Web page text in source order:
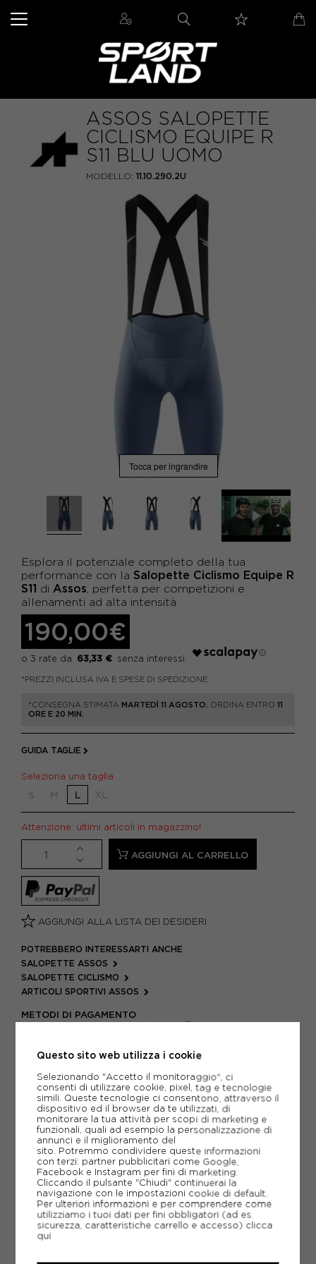
ASSOS SALOPETTE
CICLISMO EQUIPE R
S11 BLU UOMO
MODELLO: 11.10.290.2U
Tocca per ingrandire
Esplora il potenziale completo della tua
performance con la Salopette Ciclismo Equipe R
S11 di Assos , perfetta per competizioni e
allenamenti ad alta intensità.
190,00€
63,33 €
*PREZZI INCLUSA IVA E SPESE DI SPEDIZIONE.
*CONSEGNA STIMATA MARTEDÌ 11 AGOSTO. ORDINA ENTRO 11
ORE E 20 MIN.
GUIDA TAGLIE
Seleziona una taglia
L
Attenzione: ultimi articoli in magazzino!
AGGIUNGI AL CARRELLO
AGGIUNGI ALLA LISTA DEI DESIDERI
POTREBBERO INTERESSARTI ANCHE
SALOPETTE ASSOS
SALOPETTE CICLISMO
ARTICOLI SPORTIVI ASSOS
METODI DI PAGAMENTO
PIÙ INFORMAZIONI
SCHEDA TECNICA
GUIDA ALLE TAGLIE
CONSIGLIATI DA NOI
Questo sito web utilizza i cookie
Selezionando "Accetto il monitoraggio", ci
consenti di utilizzare cookie, pixel, tag e tecnologie
simili. Queste tecnologie ci consentono, attraverso il
dispositivo ed il browser da te utilizzati, di
monitorare la tua attività per scopi di marketing e
funzionali, quali ad esempio la personalizzazione di
annunci e il miglioramento del
sito. Potremmo condividere queste informazioni
con terzi: partner pubblicitari come Google,
Facebook e Instagram per fini di marketing.
Cliccando il pulsante "Chiudi" continuerai la
navigazione con le impostazioni cookie di default.
Per ulteriori informazioni e per comprendere come
utilizziamo i tuoi dati per fini obbligatori (ad es.
sicurezza, caratteristiche carrello e accesso) clicca
qui